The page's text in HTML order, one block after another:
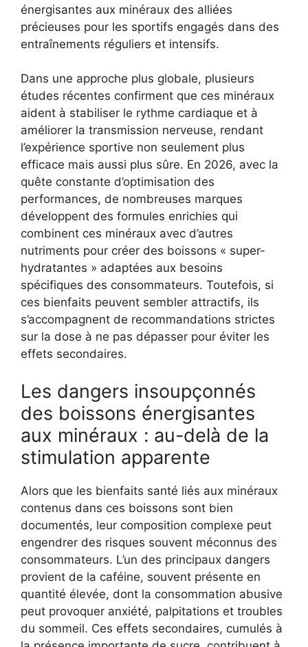
énergisantes aux minéraux des alliées
précieuses pour les sportifs engagés dans des
entraînements réguliers et intensifs.
Dans une approche plus globale, plusieurs
études récentes confirment que ces minéraux
aident à stabiliser le rythme cardiaque et à
améliorer la transmission nerveuse, rendant
l’expérience sportive non seulement plus
efficace mais aussi plus sûre. En 2026, avec la
quête constante d’optimisation des
performances, de nombreuses marques
développent des formules enrichies qui
combinent ces minéraux avec d’autres
nutriments pour créer des boissons « super-
hydratantes » adaptées aux besoins
spécifiques des consommateurs. Toutefois, si
ces bienfaits peuvent sembler attractifs, ils
s’accompagnent de recommandations strictes
sur la dose à ne pas dépasser pour éviter les
effets secondaires.
Les dangers insoupçonnés
des boissons énergisantes
aux minéraux : au-delà de la
stimulation apparente
Alors que les bienfaits santé liés aux minéraux
contenus dans ces boissons sont bien
documentés, leur composition complexe peut
engendrer des risques souvent méconnus des
consommateurs. L’un des principaux dangers
provient de la caféine, souvent présente en
quantité élevée, dont la consommation abusive
peut provoquer anxiété, palpitations et troubles
du sommeil. Ces effets secondaires, cumulés à